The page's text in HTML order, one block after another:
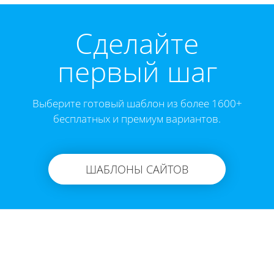
Cделайте
первый шаг
Выберите готовый шаблон из более 1600+
бесплатных и премиум вариантов.
ШАБЛОНЫ САЙТОВ